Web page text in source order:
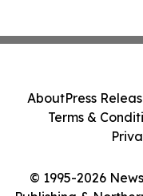
© 1995-2026
AboutPress
Terms &